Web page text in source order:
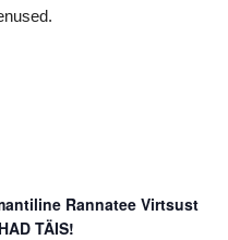
Rannatee Virtsust
TÄIS!